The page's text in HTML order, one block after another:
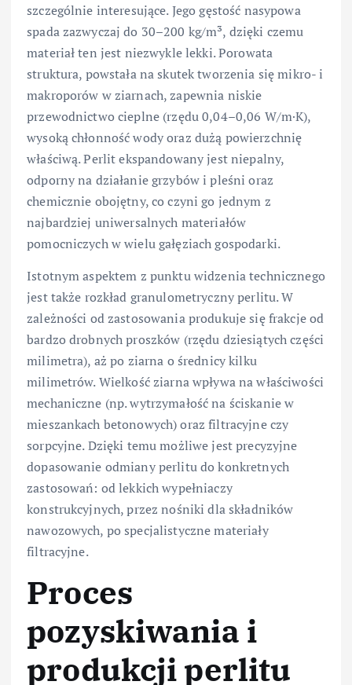
szczególnie interesujące. Jego gęstość nasypowa
spada zazwyczaj do 30–200 kg/m³, dzięki czemu
materiał ten jest niezwykle lekki. Porowata
struktura, powstała na skutek tworzenia się mikro- i
makroporów w ziarnach, zapewnia niskie
przewodnictwo cieplne (rzędu 0,04–0,06 W/m·K),
wysoką chłonność wody oraz dużą powierzchnię
właściwą. Perlit ekspandowany jest niepalny,
odporny na działanie grzybów i pleśni oraz
chemicznie obojętny, co czyni go jednym z
najbardziej uniwersalnych materiałów
pomocniczych w wielu gałęziach gospodarki.
Istotnym aspektem z punktu widzenia technicznego
jest także rozkład granulometryczny perlitu. W
zależności od zastosowania produkuje się frakcje od
bardzo drobnych proszków (rzędu dziesiątych części
milimetra), aż po ziarna o średnicy kilku
milimetrów. Wielkość ziarna wpływa na właściwości
mechaniczne (np. wytrzymałość na ściskanie w
mieszankach betonowych) oraz filtracyjne czy
sorpcyjne. Dzięki temu możliwe jest precyzyjne
dopasowanie odmiany perlitu do konkretnych
zastosowań: od lekkich wypełniaczy
konstrukcyjnych, przez nośniki dla składników
nawozowych, po specjalistyczne materiały
filtracyjne.
Proces
pozyskiwania i
produkcji perlitu